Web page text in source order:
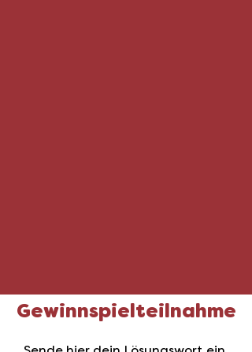
Gewinnspielteilnahme